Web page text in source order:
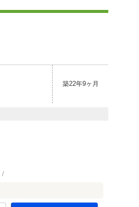
築22年9ヶ月